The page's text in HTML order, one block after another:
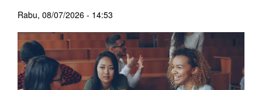
Rabu, 08/07/2026 - 14:53